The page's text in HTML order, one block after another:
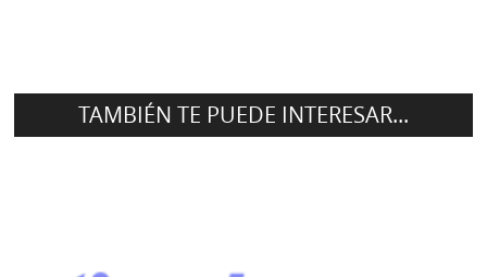
TAMBIÉN TE PUEDE INTERESAR...